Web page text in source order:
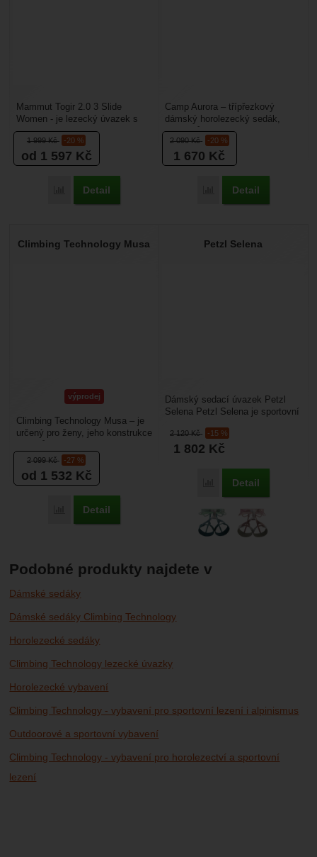
1 999Kč -20 %
od 1 597 Kč
Porovnat
Detail
Mammut Togir 2.0 3 Slide
Women - je lezecký úvazek s
dámskou konstrukcí. Hodí se na
lezení sportovních...
2 090Kč -20 %
1 670 Kč
Porovnat
Detail
Camp Aurora – třípřezkový
dámský horolezecký sedák,
který můžete nastavit v pase a
na nohavičkách. Je...
Climbing Technology Musa
výprodej
2 099Kč -27 %
od 1 532 Kč
Porovnat
Detail
Climbing Technology Musa – je
určený pro ženy, jeho konstrukce
Tento dámský...
Petzl Selena
2 120Kč -15 %
1 802 Kč
Porovnat
Detail
Dámský sedací úvazek Petzl
Selena Petzl Selena je sportovní
navržený tak, aby...
Podobné produkty najdete v
Dámské sedáky
Dámské sedáky Climbing Technology
Horolezecké sedáky
Climbing Technology lezecké úvazky
Horolezecké vybavení
Climbing Technology - vybavení pro sportovní lezení i alpinismus
Outdoorové a sportovní vybavení
Climbing Technology - vybavení pro horolezectví a sportovní
lezení